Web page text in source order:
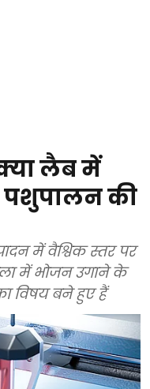
लैब में
पशुपालन की
में वैश्विक स्तर पर
में भोजन उगाने के
विषय बने हुए हैं